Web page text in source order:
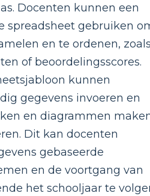
Docenten kunnen een
spreadsheet gebruiken
en te ordenen,
of beoordelingsscores.
kunnen
gegevens invoeren en
en diagrammen
Dit kan docenten
gebaseerde
en de voortgang van
het schooljaar te